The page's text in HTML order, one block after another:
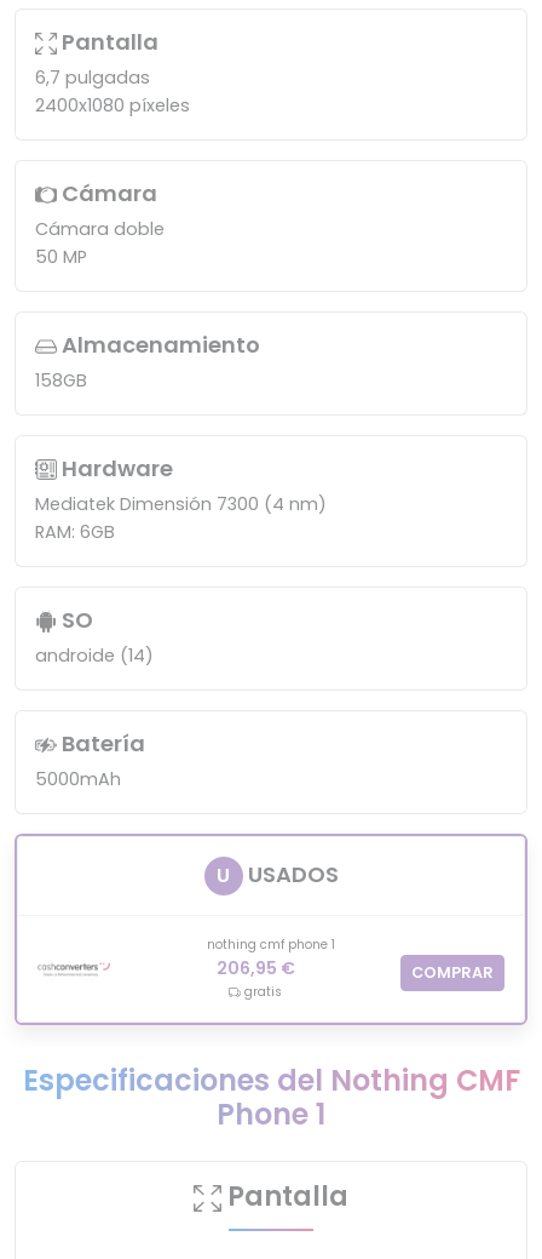
Pantalla
6,7 pulgadas
2400x1080 píxeles
Cámara
Cámara doble
50 MP
Almacenamiento
158GB
Hardware
Mediatek Dimensión 7300 (4 nm)
RAM: 6GB
SO
androide (14)
Batería
5000mAh
U USADOS
nothing cmf phone 1
206,95 €
gratis
COMPRAR
Especificaciones del Nothing CMF
Phone 1
Pantalla